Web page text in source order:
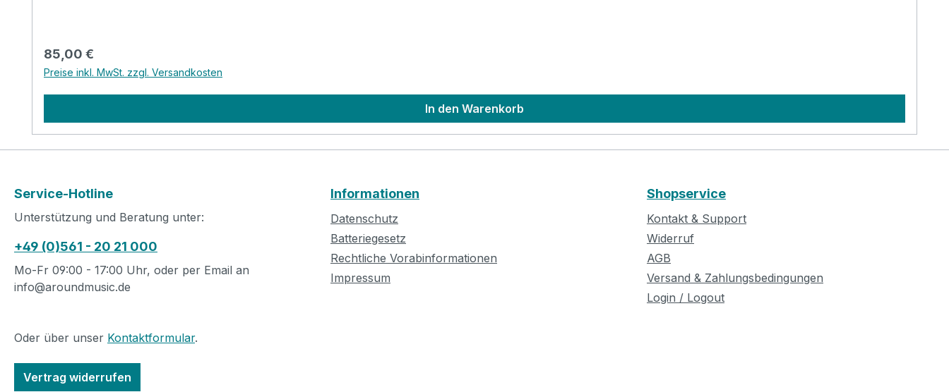
Regulärer Preis:
85,00 €
Preise inkl. MwSt. zzgl. Versandkosten
In den Warenkorb
Service-Hotline
Unterstützung und Beratung unter:
+49 (0)561 - 20 21 000
Mo-Fr 09:00 - 17:00 Uhr, oder per Email an
info@aroundmusic.de
Oder über unser Kontaktformular.
Vertrag widerrufen
Informationen
Datenschutz
Batteriegesetz
Rechtliche Vorabinformationen
Impressum
Shopservice
Kontakt & Support
Widerruf
AGB
Versand & Zahlungsbedingungen
Login / Logout